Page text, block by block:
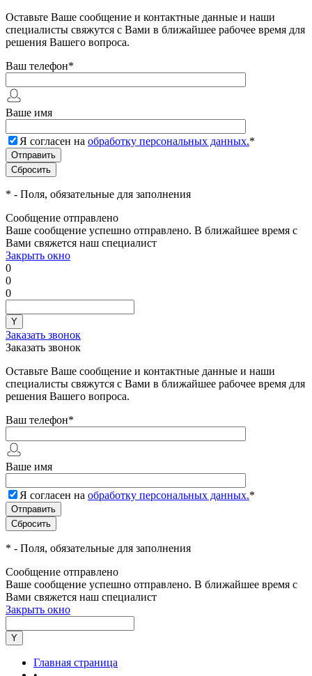
Оставьте Ваше сообщение и контактные данные и наши
специалисты свяжутся с Вами в ближайшее рабочее время для
решения Вашего вопроса.
Ваш телефон*
Ваше имя
Я согласен на обработку персональных данных.*
* - Поля, обязательные для заполнения
Сообщение отправлено
Ваше сообщение успешно отправлено. В ближайшее время с
Вами свяжется наш специалист
Закрыть окно
0
0
0
Заказать звонок
Заказать звонок
Оставьте Ваше сообщение и контактные данные и наши
специалисты свяжутся с Вами в ближайшее рабочее время для
решения Вашего вопроса.
Ваш телефон*
Ваше имя
Я согласен на обработку персональных данных.*
* - Поля, обязательные для заполнения
Сообщение отправлено
Ваше сообщение успешно отправлено. В ближайшее время с
Вами свяжется наш специалист
Закрыть окно
Главная страница